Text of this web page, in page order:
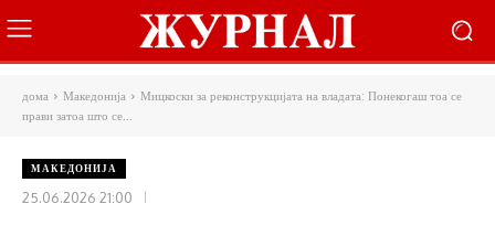
дома Македонија
Мицкоски за реконструкцијата на владата: Понекогаш тоа се
прави затоа што се...
МАКЕДОНИЈА
25.06.2026 21:00